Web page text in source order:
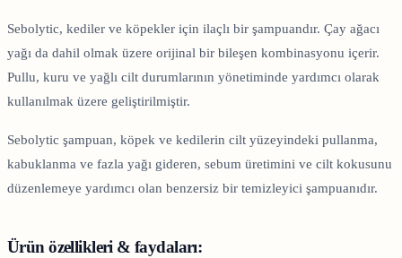
Sebolytic, kediler ve köpekler için ilaçlı bir şampuandır. Çay ağacı
yağı da dahil olmak üzere orijinal bir bileşen kombinasyonu içerir.
Pullu, kuru ve yağlı cilt durumlarının yönetiminde yardımcı olarak
kullanılmak üzere geliştirilmiştir.
Sebolytic şampuan, köpek ve kedilerin cilt yüzeyindeki pullanma,
kabuklanma ve fazla yağı gideren, sebum üretimini ve cilt kokusunu
düzenlemeye yardımcı olan benzersiz bir temizleyici şampuanıdır.
Ürün özellikleri & faydaları: